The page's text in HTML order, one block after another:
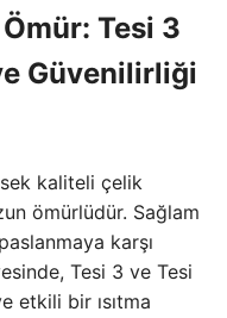
Ömür: Tesi 3
Güvenilirliği
kaliteli çelik
ömürlüdür. Sağlam
karşı
Tesi 3 ve Tesi
etkili bir ısıtma